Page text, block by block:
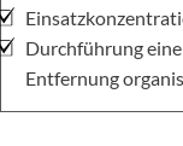
Durchführung
Entfernung